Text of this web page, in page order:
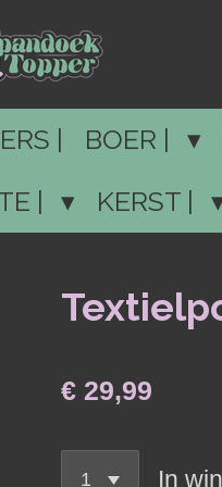
| BOER |
| KERST |
€ 29,99
In